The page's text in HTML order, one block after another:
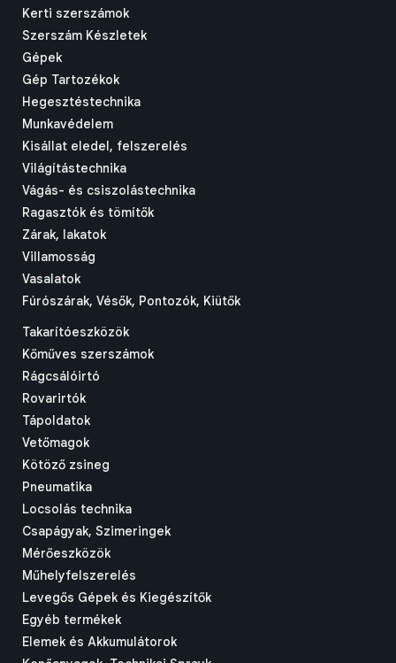
Kerti szerszámok
Szerszám Készletek
Gépek
Gép Tartozékok
Hegesztéstechnika
Munkavédelem
Kisállat eledel, felszerelés
Világítástechnika
Vágás- és csiszolástechnika
Ragasztók és tömítők
Zárak, lakatok
Villamosság
Vasalatok
Fúrószárak, Vésők, Pontozók, Kiütők
Takarítóeszközök
Kőműves szerszámok
Rágcsálóirtó
Rovarirtók
Tápoldatok
Vetőmagok
Kötöző zsineg
Pneumatika
Locsolás technika
Csapágyak, Szimeringek
Mérőeszközök
Műhelyfelszerelés
Levegős Gépek és Kiegészítők
Egyéb termékek
Elemek és Akkumulátorok